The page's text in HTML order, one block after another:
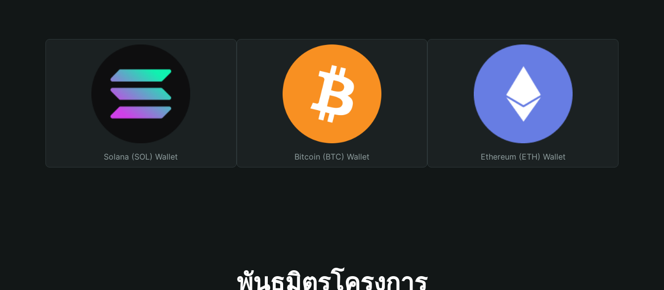
Solana (SOL) Wallet Bitcoin (BTC) Wallet Ethereum (ETH) Wallet
พันธมิตรโครงการ